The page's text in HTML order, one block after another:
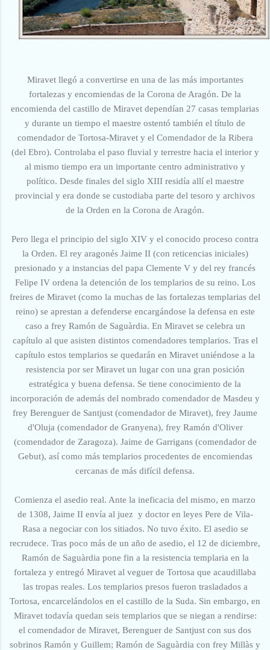
Miravet llegó a convertirse en una de las más importantes
fortalezas y encomiendas de la Corona de Aragón. De la
encomienda del castillo de Miravet dependían 27 casas templarias
y durante un tiempo el maestre ostentó también el título de
comendador de Tortosa-Miravet y el Comendador de la Ribera
(del Ebro). Controlaba el paso fluvial y terrestre hacia el interior y
al mismo tiempo era un importante centro administrativo y
político. Desde finales del siglo XIII residía allí el maestre
provincial y era donde se custodiaba parte del tesoro y archivos
de la Orden en la Corona de Aragón.
Pero llega el principio del siglo XIV y el conocido proceso contra
la Orden. El rey aragonés Jaime II (con reticencias iniciales)
presionado y a instancias del papa Clemente V y del rey francés
Felipe IV ordena la detención de los templarios de su reino. Los
freires de Miravet (como la muchas de las fortalezas templarias del
reino) se aprestan a defenderse encargándose la defensa en este
caso a frey Ramón de Saguàrdia. En Miravet se celebra un
capítulo al que asisten distintos comendadores templarios. Tras el
capítulo estos templarios se quedarán en Miravet uniéndose a la
resistencia por ser Miravet un lugar con una gran posición
estratégica y buena defensa. Se tiene conocimiento de la
incorporación de además del nombrado comendador de Masdeu y
frey Berenguer de Santjust (comendador de Miravet), frey Jaume
d'Oluja (comendador de Granyena), frey Ramón d'Oliver
(comendador de Zaragoza). Jaime de Garrigans (comendador de
Gebut), así como más templarios procedentes de encomiendas
cercanas de más difícil defensa.
Comienza el asedio real. Ante la ineficacia del mismo, en marzo
de 1308, Jaime II envía al juez y doctor en leyes Pere de Vila-
Rasa a negociar con los sitiados. No tuvo éxito. El asedio se
recrudece. Tras poco más de un año de asedio, el 12 de diciembre,
Ramón de Saguàrdia pone fin a la resistencia templaria en la
fortaleza y entregó Miravet al veguer de Tortosa que acaudillaba
las tropas reales. Los templarios presos fueron trasladados a
Tortosa, encarcelándolos en el castillo de la Suda. Sin embargo, en
Miravet todavía quedan seis templarios que se niegan a rendirse:
el comendador de Miravet, Berenguer de Santjust con sus dos
sobrinos Ramón y Guillem; Ramón de Saguàrdia con frey Millàs y